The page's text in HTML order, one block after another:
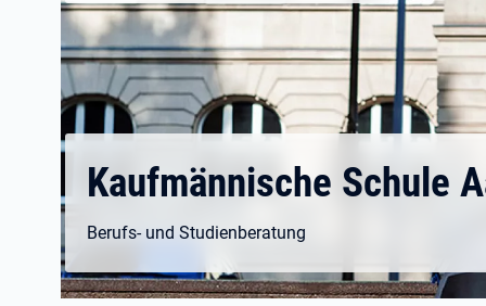
Kaufmännische Schule
Berufs- und Studienberatung